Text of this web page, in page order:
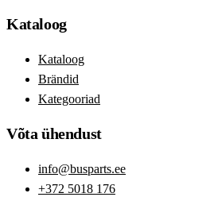
Kataloog
Kataloog
Brändid
Kategooriad
Võta ühendust
info@busparts.ee
+372 5018 176